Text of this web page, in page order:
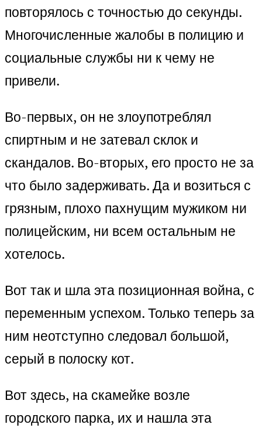
повторялось с точностью до секунды.
Многочисленные жалобы в полицию и
социальные службы ни к чему не
привели.
Во-первых, он не злоупотреблял
спиртным и не затевал склок и
скандалов. Во-вторых, его просто не за
что было задерживать. Да и возиться с
грязным, плохо пахнущим мужиком ни
полицейским, ни всем остальным не
хотелось.
Вот так и шла эта позиционная война, с
переменным успехом. Только теперь за
ним неотступно следовал большой,
серый в полоску кот.
Вот здесь, на скамейке возле
городского парка, их и нашла эта